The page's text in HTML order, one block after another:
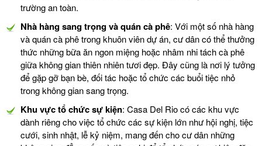
trường an toàn.
Nhà hàng sang trọng và quán cà phê: Với một số nhà hàng
và quán cà phê trong khuôn viên dự án, cư dân có thể thưởng
thức những bữa ăn ngon miệng hoặc nhâm nhi tách cà phê
giữa không gian thiên nhiên tươi đẹp. Đây cũng là nơi lý tưởng
để gặp gỡ bạn bè, đối tác hoặc tổ chức các buổi tiệc nhỏ
trong không gian sang trọng.
Khu vực tổ chức sự kiện: Casa Del Rio có các khu vực
dành riêng cho việc tổ chức các sự kiện lớn như hội nghị, tiệc
cưới, sinh nhật, lễ kỷ niệm, mang đến cho cư dân những